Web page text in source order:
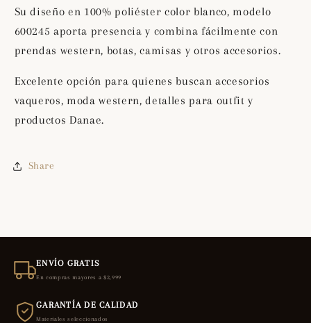
Su diseño en 100% poliéster color blanco, modelo
600245 aporta presencia y combina fácilmente con
prendas western, botas, camisas y otros accesorios.
Excelente opción para quienes buscan accesorios
vaqueros, moda western, detalles para outfit y
productos Danae.
Share
ENVÍO GRATIS
En compras mayores a $2,999
GARANTÍA DE CALIDAD
Materiales seleccionados